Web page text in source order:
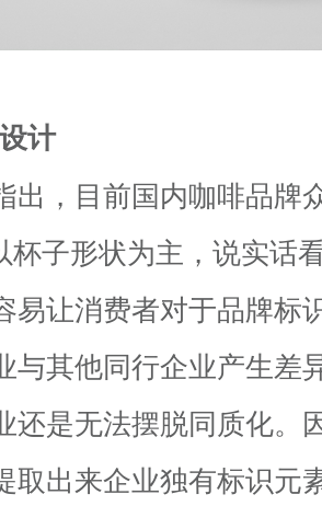
计
出，目前国内咖啡品牌
杯子形状为主，说实话
易让消费者对于品牌标
与其他同行企业产生差
还是无法摆脱同质化。
取出来企业独有标识元